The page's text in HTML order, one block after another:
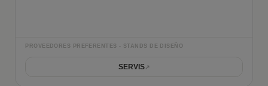
PROVEEDORES PREFERENTES - STANDS DE DISEÑO
SERVIS